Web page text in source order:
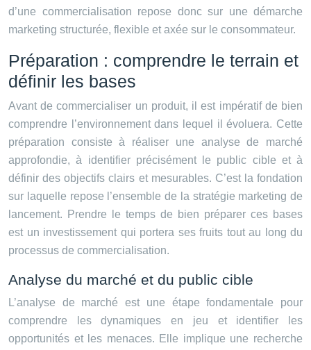
d’une commercialisation repose donc sur une démarche
marketing structurée, flexible et axée sur le consommateur.
Préparation : comprendre le terrain et
définir les bases
Avant de commercialiser un produit, il est impératif de bien
comprendre l’environnement dans lequel il évoluera. Cette
préparation consiste à réaliser une analyse de marché
approfondie, à identifier précisément le public cible et à
définir des objectifs clairs et mesurables. C’est la fondation
sur laquelle repose l’ensemble de la stratégie marketing de
lancement. Prendre le temps de bien préparer ces bases
est un investissement qui portera ses fruits tout au long du
processus de commercialisation.
Analyse du marché et du public cible
L’analyse de marché est une étape fondamentale pour
comprendre les dynamiques en jeu et identifier les
opportunités et les menaces. Elle implique une recherche